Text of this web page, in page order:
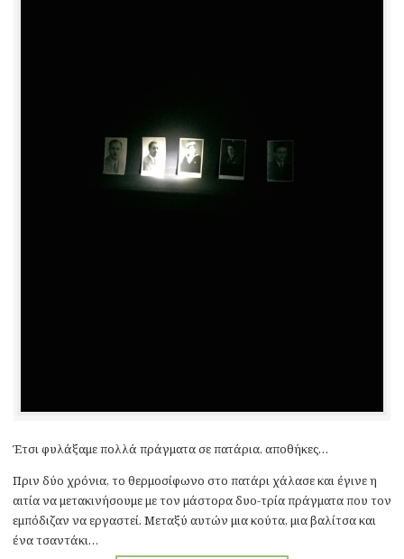
Έτσι φυλάξαμε πολλά πράγματα σε πατάρια, αποθήκες…
Πριν δύο χρόνια, το θερμοσίφωνο στο πατάρι χάλασε και έγινε η
αιτία να μετακινήσουμε με τον μάστορα δυο-τρία πράγματα που τον
εμπόδιζαν να εργαστεί. Μεταξύ αυτών μια κούτα, μια βαλίτσα και
ένα τσαντάκι…